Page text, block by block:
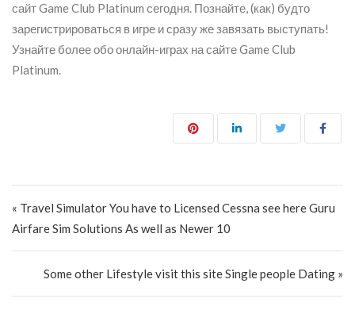
сайт Game Club Platinum сегодня. Познайте, (как) будто
зарегистрироваться в игре и сразу же завязать выступать!
Узнайте более обо онлайн-играх на сайте Game Club
Platinum.
« Travel Simulator You have to Licensed Cessna see here Guru
Airfare Sim Solutions As well as Newer 10
Some other Lifestyle visit this site Single people Dating »